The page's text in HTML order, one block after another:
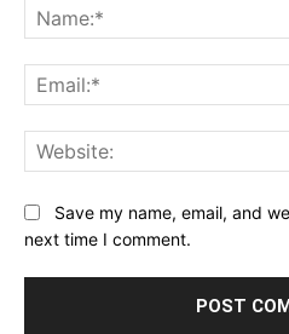
Save my name, email, and
next time I comment.